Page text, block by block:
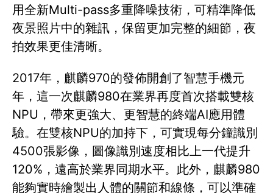
用全新Multi-pass多重降噪技術，可精準降低
夜景照片中的雜訊，保留更加完整的細節，夜
拍效果更佳清晰。
2017年，麒麟970的發佈開創了智慧手機元
年，這一次麒麟980在業界再度首次搭載雙核
NPU，帶來更強大、更智慧的終端AI應用體
驗。在雙核NPU的加持下，可實現每分鐘識別
4500張影像，圖像識別速度相比上一代提升
120%，遠高於業界同期水平。此外，麒麟980
能夠實時繪製出人體的關節和線條，可以準確